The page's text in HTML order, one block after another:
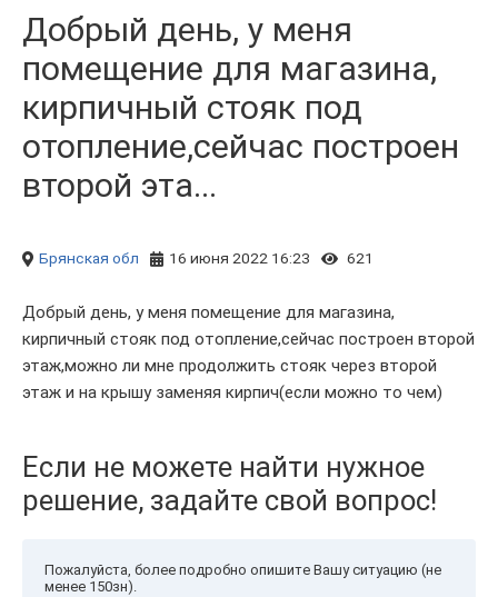
Добрый день, у меня
помещение для магазина,
кирпичный стояк под
отопление,сейчас построен
второй эта...
Брянская обл 16 июня 2022 16:23 621
Добрый день, у меня помещение для магазина,
кирпичный стояк под отопление,сейчас построен второй
этаж,можно ли мне продолжить стояк через второй
этаж и на крышу заменяя кирпич(если можно то чем)
Если не можете найти нужное
решение, задайте свой вопрос!
Пожалуйста, более подробно опишите Вашу ситуацию (не
менее 150зн).